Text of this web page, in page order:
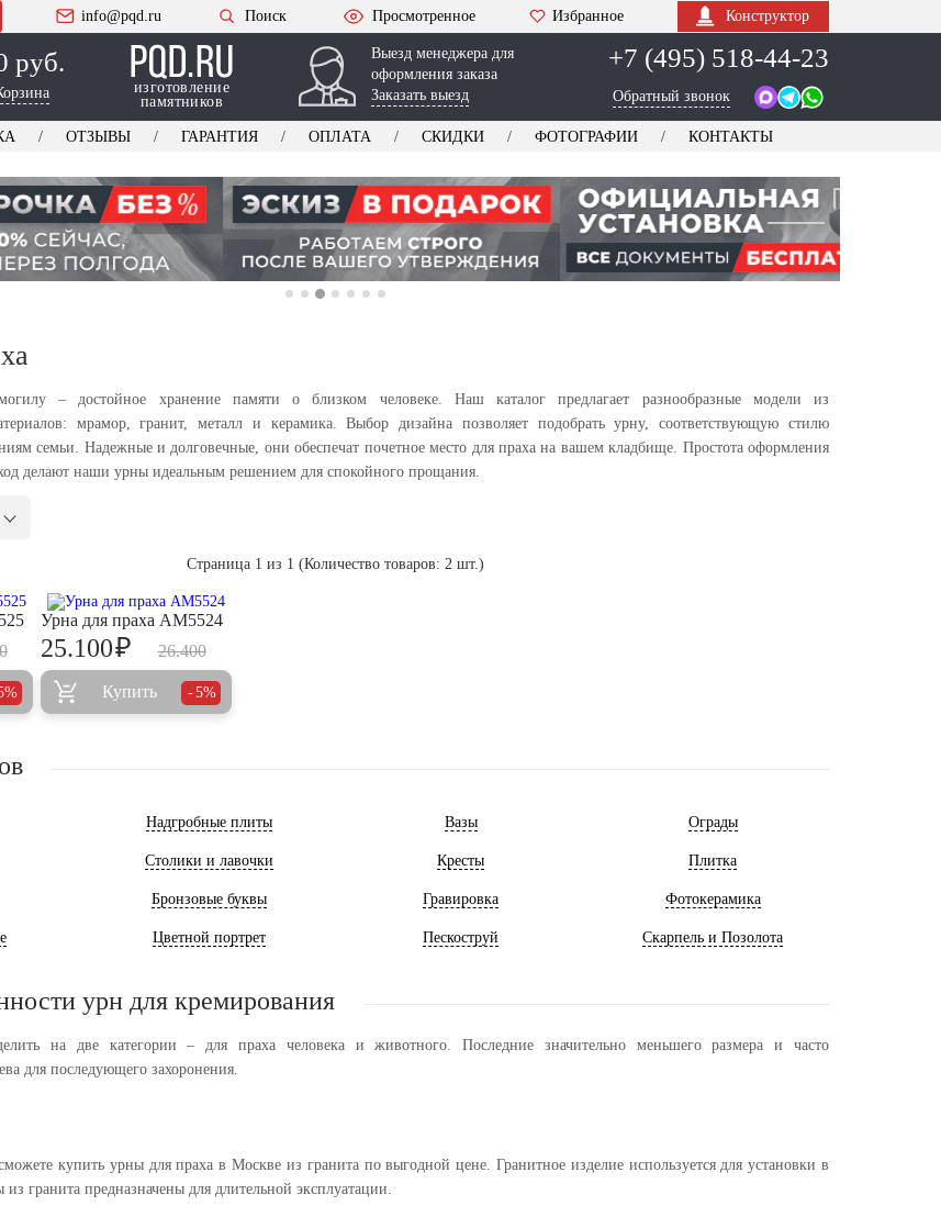
info@pqd.ru Поиск Просмотренное Избранное Конструктор
руб.
изготовление
памятников
Выезд менеджера для
оформления заказа
Заказать выезд
+7 (495) 518-44-23
Обратный звонок
ОТЗЫВЫ ГАРАНТИЯ ОПЛАТА СКИДКИ ФОТОГРАФИИ КОНТАКТЫ
– достойное хранение памяти о близком человеке. Наш каталог предлагает разнообразные модели из
мрамор, гранит, металл и керамика. Выбор дизайна позволяет подобрать урну, соответствующую стилю
семьи. Надежные и долговечные, они обеспечат почетное место для праха на вашем кладбище. Простота оформления
делают наши урны идеальным решением для спокойного прощания.
Страница 1 из 1 (Количество товаров: 2 шт.)
Урна для праха AM5524
26.400
25.100₽
Купить 5%
Надгробные плиты Вазы Ограды
Столики и лавочки Кресты Плитка
Бронзовые буквы Гравировка Фотокерамика
Цветной портрет Пескоструй Скарпель и Позолота
урн для кремирования
на две категории – для праха человека и животного. Последние значительно меньшего размера и часто
для последующего захоронения.
купить урны для праха в Москве из гранита по выгодной цене. Гранитное изделие используется для установки в
гранита предназначены для длительной эксплуатации.